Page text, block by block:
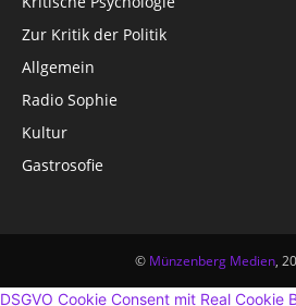
Zur Kritik der Politik
Allgemein
Radio Sophie
Kultur
Gastrosofie
© Münzenberg Medien,
DSGVO Cookie Consent mit Real Cookie